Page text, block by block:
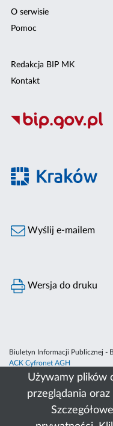
Używamy plików
przeglądania
O serwisie
Pomoc
Redakcja BIP MK
Kontakt
Wyślij e-mailem
Wersja do druku
Biuletyn Informacji Publicznej -
ACK Cyfronet AGH